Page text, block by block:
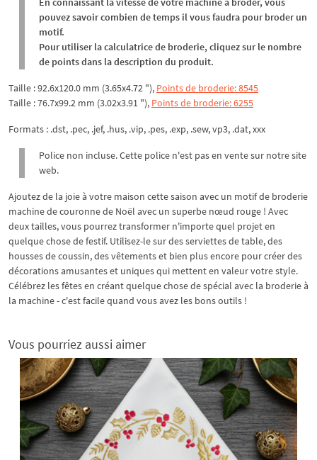
pouvez savoir combien de temps il vous faudra pour broder un
motif.
Pour utiliser la calculatrice de broderie, cliquez sur le nombre
de points dans la description du produit.
Taille : 92.6x120.0 mm (3.65x4.72 "), Points de broderie: 8545
Taille : 76.7x99.2 mm (3.02x3.91 "), Points de broderie: 6255
Formats : .dst, .pec, .jef, .hus, .vip, .pes, .exp, .sew, vp3, .dat, xxx
Police non incluse. Cette police n'est pas en vente sur notre site
web.
Ajoutez de la joie à votre maison cette saison avec un motif de broderie
machine de couronne de Noël avec un superbe nœud rouge ! Avec
deux tailles, vous pourrez transformer n'importe quel projet en
quelque chose de festif. Utilisez-le sur des serviettes de table, des
housses de coussin, des vêtements et bien plus encore pour créer des
décorations amusantes et uniques qui mettent en valeur votre style.
Célébrez les fêtes en créant quelque chose de spécial avec la broderie à
la machine - c'est facile quand vous avez les bons outils !
Vous pourriez aussi aimer